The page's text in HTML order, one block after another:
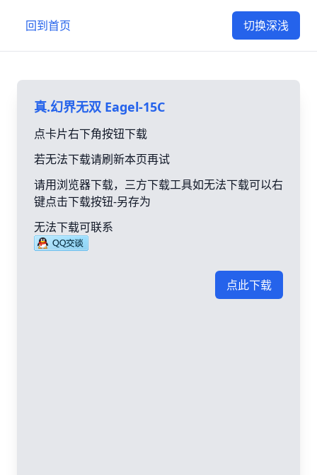
回到首页 切换深浅
真.幻界无双 Eagel-15C
点卡片右下角按钮下载
若无法下载请刷新本页再试
请用浏览器下载，三方下载工具如无法下载可以右
键点击下载按钮-另存为
无法下载可联系
点此下载